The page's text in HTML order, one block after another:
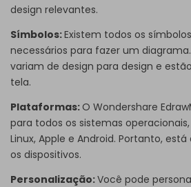
design relevantes.
Símbolos:Existem todos os
necessários para fazer um
variam de design para design e
tela.
Plataformas: O Wondershare
para todos os sistemas
Linux, Apple e Android. Portanto,
os dispositivos.
Personalização:Você pode